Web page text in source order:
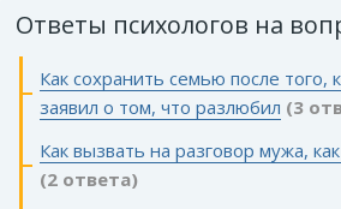
Ответы психологов на
Как сохранить семью после того,
заявил о том, что разлюбил (3
Как вызвать на разговор мужа,
(2 ответа)